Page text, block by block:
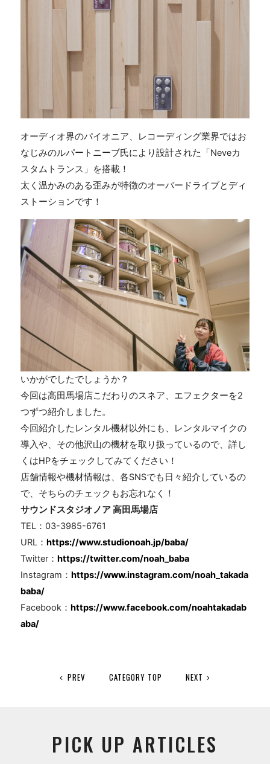
オーディオ界のパイオニア、レコーディング業界ではお
なじみのルパートニーブ氏により設計された「Neveカ
スタムトランス」を搭載！
太く温かみのある歪みが特徴のオーバードライブとディ
ストーションです！
いかがでしたでしょうか？
今回は高田馬場店こだわりのスネア、エフェクターを2
つずつ紹介しました。
今回紹介したレンタル機材以外にも、レンタルマイクの
導入や、その他沢山の機材を取り扱っているので、詳し
くはHPをチェックしてみてください！
店舗情報や機材情報は、各SNSでも日々紹介しているの
で、そちらのチェックもお忘れなく！
サウンドスタジオノア 高田馬場店
TEL：03-3985-6761
URL：https://www.studionoah.jp/baba/
Twitter：https://twitter.com/noah_baba
Instagram：https://www.instagram.com/noah_takada
baba/
Facebook：https://www.facebook.com/noahtakadab
aba/
PREV CATEGORY TOP NEXT
PICK UP ARTICLES